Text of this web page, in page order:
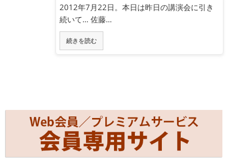
2012年7月22日。本日は昨日の講演会に引き
続いて… 佐藤…
続きを読む